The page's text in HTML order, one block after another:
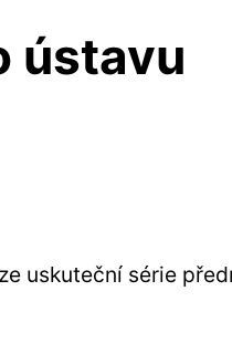
ústavu
uskuteční série